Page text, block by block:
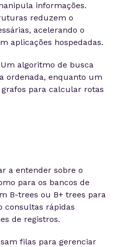
informações.
reduzem o
acelerando o
aplicações hospedadas.
algoritmo de busca
ordenada, enquanto um
para calcular rotas
a entender sobre o
para os bancos de
B-trees ou B+ trees para
consultas rápidas
de registros.
filas para gerenciar